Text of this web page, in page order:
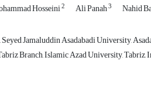
Hosseini2 Ali Panah3 Nahid
Jamaluddin Asadabadi University,
Branch, Islamic Azad University, Tabriz,